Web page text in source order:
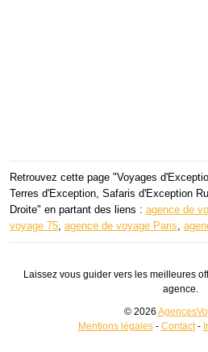
Retrouvez cette page "Voyages
Terres d'Exception, Safaris d'Exception
Droite" en partant des liens : agence de
voyage 75, agence de voyage Paris,
Laissez vous guider vers les meilleures
agence.
© 2026
Mentions légales- Contact-